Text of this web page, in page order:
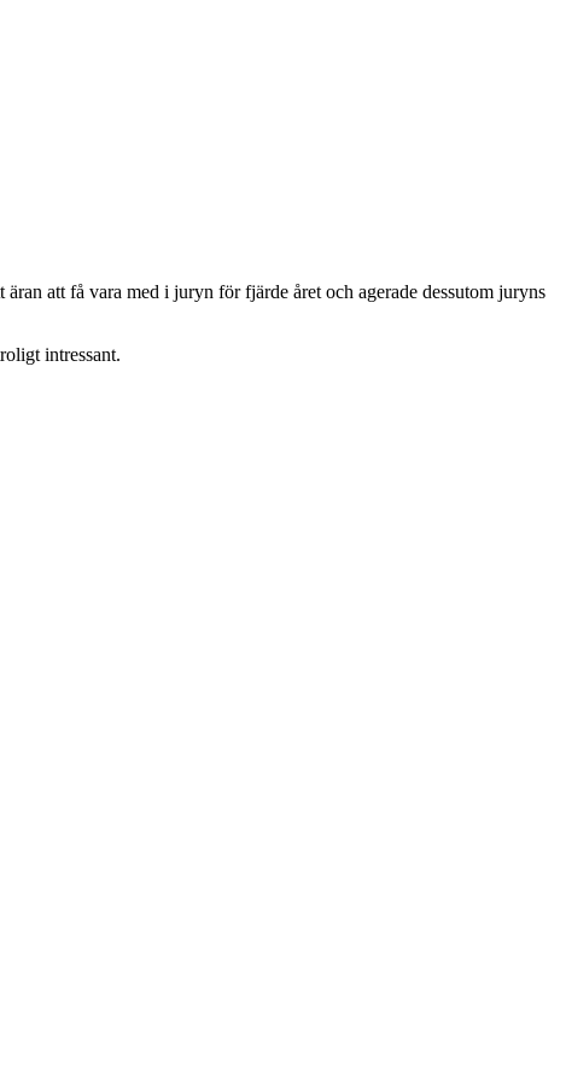
äran att få vara med i juryn för fjärde året och agerade dessutom juryns
intressant.